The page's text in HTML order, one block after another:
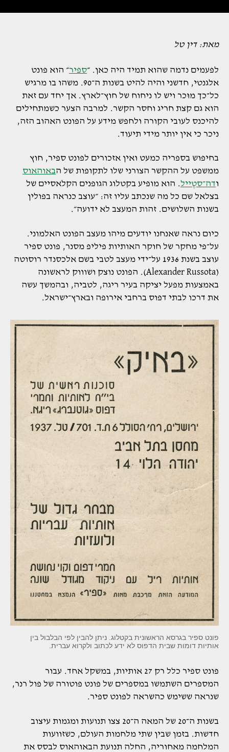
מאת: דין טל
לפעמים נדמה שהוא תמיד היה כאן. ״ספיר״ הוא פונט
אלגנטי, חדשני והיה להיט בשנות ה־90. משהו בו מרגיש
כל־כך מוּכר ויש לו ניחוח של חוץ־לארץ. אך יחד עם זאת
הוא גם קצת חריג וחסר הקשר. למרבה הצער כשמתחילים
להיכנס לעובי הקורה ולחפש מידע על הפונט האהוב הזה,
ניכר כי אין יותר מידי תיעוד.
בחיפוש בספריה כמעט ואין אזכורים לפונט ספיר, חוץ
ממשפט על ההקשר הצורני שלו לתקופות של הבאוהאוס
ודה־סטֶייל. הוא מופיע בקטלוג הגופנים הקלאסיים של
בצלאל שם כל מה שנכתב עליו זה: ״עוצב כנראה בפולין
בשנות השלושים. זהות המעצב לא ידועה״.
כיום נראה שאנחנו יודעים מיהו מעצב הפונט האלמוני.
על־פי מחקר של חוקר האותיות פיליפ מסנר, פונט ספיר
עוצב בשנת 1936 על־ידי מעצב לטבי בשם אלכסנדר רוסוטה
(Alexander Russota). הפונט נוצק ושוווק לראשונה
באמצעות מפעל יציקה בעיר ריגה, לטביה, ובהמשך עשה
את דרכו לבתי דפוס ברחבי אירופה ובארץ־ישראל.
פונט ספיר בגרסא הראשונית בקטלוג. ניתן להבין לפי הבלבול בין
אותיות דומות שבית הדפוס לא ידע לכתוב ולקרוא עברית.
פונט ספיר כלל רק 27 אותיות, במשקל אחד. עבור
המספרים השתמשו במספרים של פונט פוטורה של פול רנר,
שנראה ששימש כהשראה לפונט ספיר.
בשנות ה־20 של המאה ה־20 צצו תנועות ומגמות עיצוב
חדשות. בזמן שבין שתי מלחמות העולם, כשזוועות
המלחמה מאחוריה, החלה תנועת הבאוהאוס לבסס את